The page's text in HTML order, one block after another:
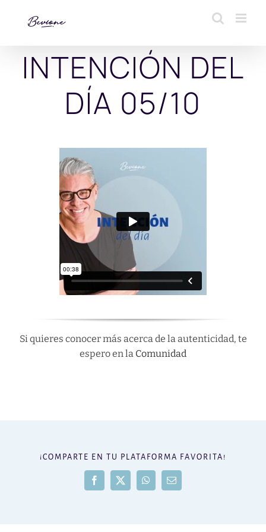
INTENCIÓN DEL
DÍA 05/10
Si quieres conocer más acerca de la autenticidad, te
espero en la Comunidad
¡COMPARTE EN TU PLATAFORMA FAVORITA!
Facebook
X WhatsAppCorreo